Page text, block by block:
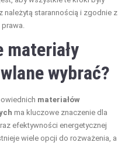
należytą starannością i zgodnie z
materiały
wybrać?
materiałów
ma kluczowe znaczenie dla
efektywności energetycznej
wiele opcji do rozważenia, a